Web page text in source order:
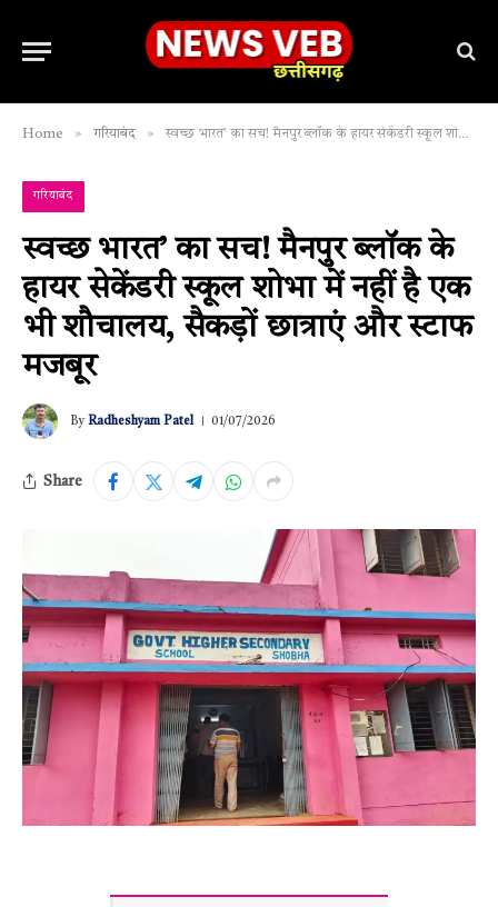
Home » गरियाबंद » स्वच्छ भारत’ का सच! मैनपुर ब्लॉक के हायर सेकेंडरी स्कूल शोभा में नहीं है एक भी शौचालय, सैकड़ों छात्राएं और स्टाफ मजबूर
गरियाबंद
स्वच्छ भारत’ का सच! मैनपुर ब्लॉक के
हायर सेकेंडरी स्कूल शोभा में नहीं है एक
भी शौचालय, सैकड़ों छात्राएं और स्टाफ
मजबूर
By Radheshyam Patel 01/07/2026
Share